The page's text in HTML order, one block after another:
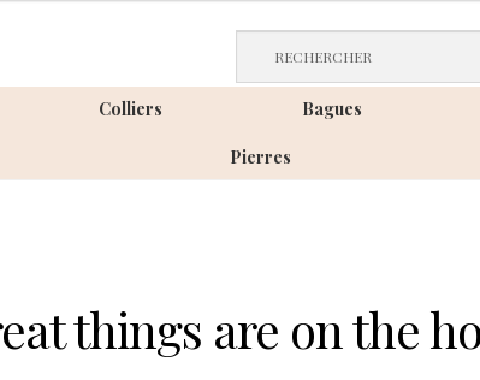
Colliers Bagues
Pierres
things are on the